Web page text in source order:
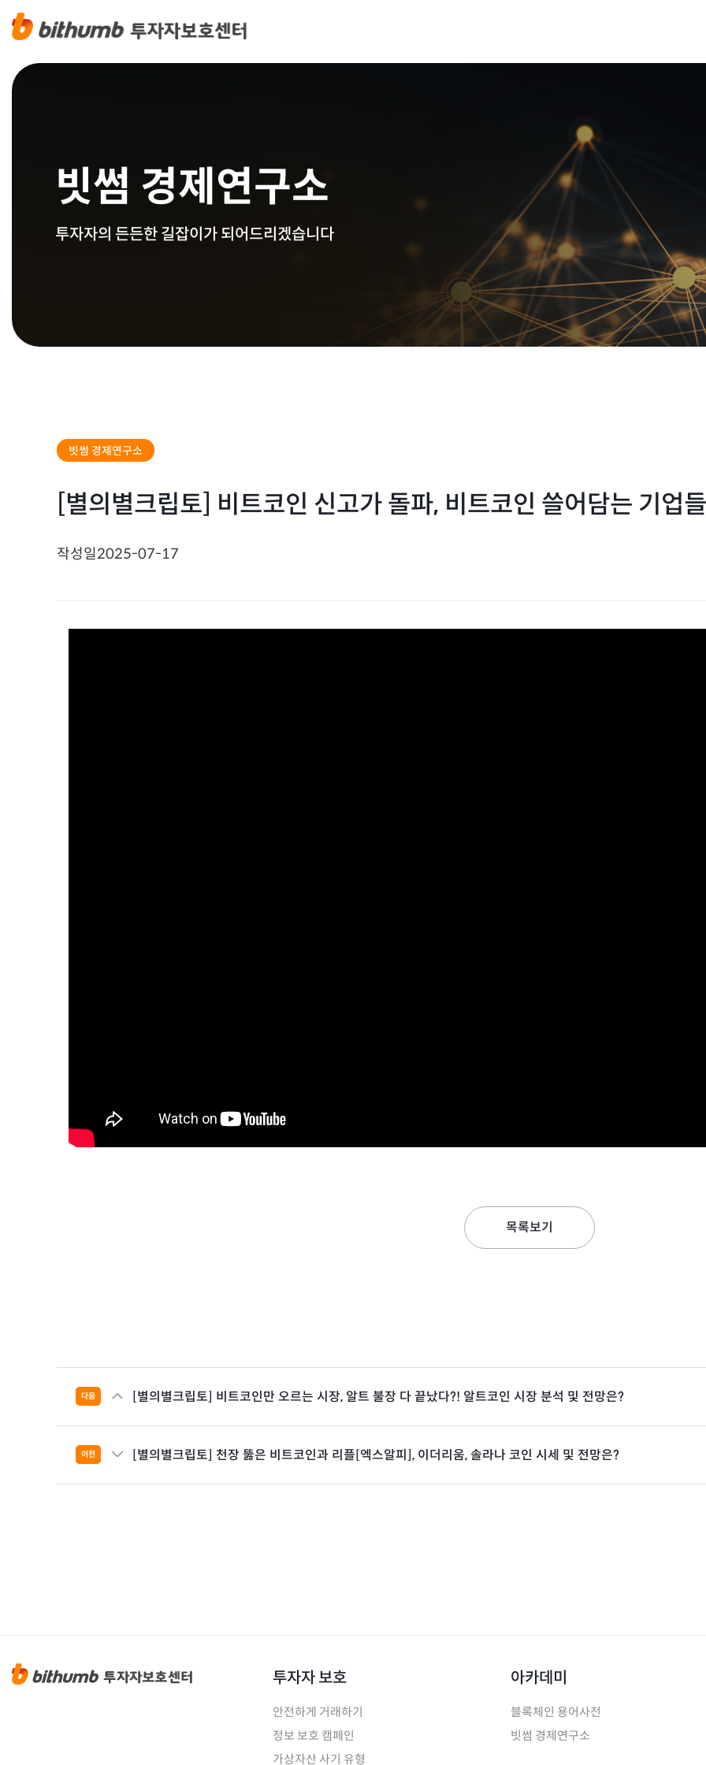
빗썸 경제연구소
투자자의 든든한 길잡이가 되어드리겠습니다
빗썸 경제연구소
[별의별크립토] 비트코인 신고가 돌파, 비트코인 쓸어담는 기업
작성일2025-07-17
목록보기
다음 [별의별크립토] 비트코인만 오르는 시장, 알트 불장 다 끝났다?! 알트코인 시장 분석 및 전망은?
이전 [별의별크립토] 천장 뚫은 비트코인과 리플[엑스알피], 이더리움, 솔라나 코인 시세 및 전망은?
투자자 보호
안전하게 거래하기
정보 보호 캠페인
가상자산 사기 유형
아카데미
블록체인 용어사전
빗썸 경제연구소